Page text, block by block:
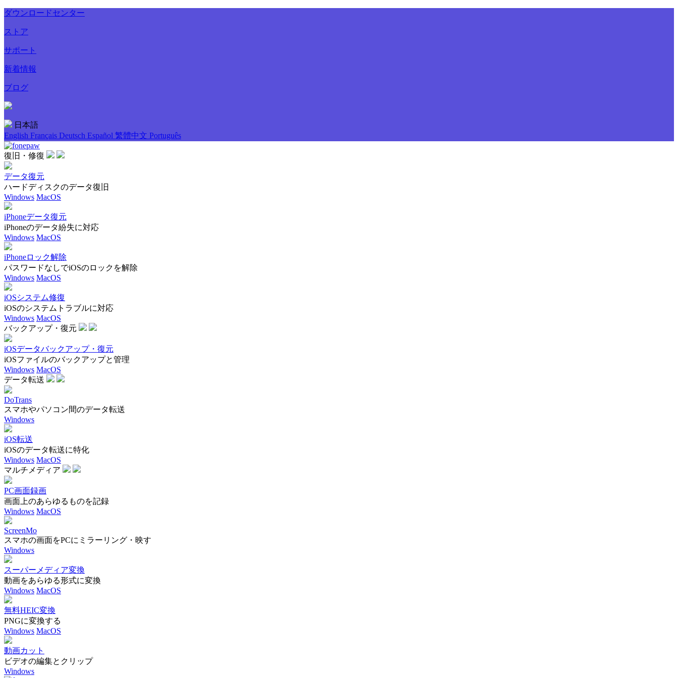
ダウンロードセンター
ストア
サポート
新着情報
ブログ
日本語
English Français Deutsch Español 繁體中文 Português
復旧・修復
データ復元
ハードディスクのデータ復旧
Windows MacOS
iPhoneデータ復元
iPhoneのデータ紛失に対応
Windows MacOS
iPhoneロック解除
パスワードなしでiOSのロックを解除
Windows MacOS
iOSシステム修復
iOSのシステムトラブルに対応
Windows MacOS
バックアップ・復元
iOSデータバックアップ・復元
iOSファイルのバックアップと管理
Windows MacOS
データ転送
DoTrans
スマホやパソコン間のデータ転送
Windows
iOS転送
iOSのデータ転送に特化
Windows MacOS
マルチメディア
PC画面録画
画面上のあらゆるものを記録
Windows MacOS
ScreenMo
スマホの画面をPCにミラーリング・映す
Windows
スーパーメディア変換
動画をあらゆる形式に変換
Windows MacOS
無料HEIC変換
PNGに変換する
Windows MacOS
動画カット
ビデオの編集とクリップ
Windows